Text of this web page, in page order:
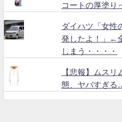
コートの厚塗り
ダイハツ「女性
発したよ！」←
しまう・・・・
【悲報】ムス
態、ヤバすぎる…